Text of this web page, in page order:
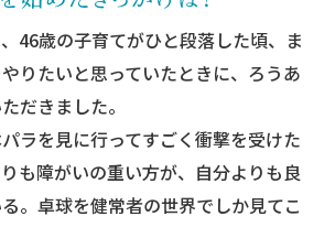
46歳の子育てがひと段落した頃、ま
りたいと思っていたときに、ろうあ
だきました。
ラを見に行ってすごく衝撃を受けた
も障がいの重い方が、自分よりも良
。卓球を健常者の世界でしか見てこ